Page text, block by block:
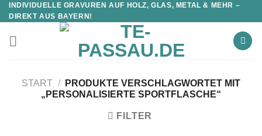
INDIVIDUELLE GRAVUREN AUF HOLZ, GLAS, METAL & MEHR –
DIREKT AUS BAYERN!
START /
PRODUKTE VERSCHLAGWORTET MIT
„PERSONALISIERTE SPORTFLASCHE“
FILTER